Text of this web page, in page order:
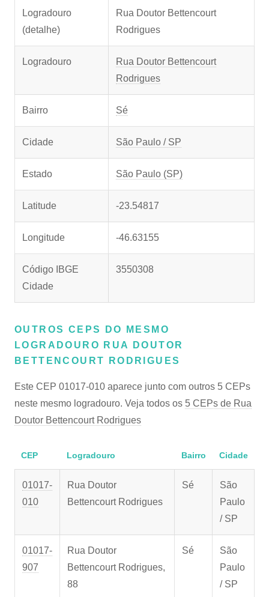
Logradouro
(detalhe)
Rua Doutor Bettencourt
Rodrigues
Logradouro
Rua Doutor Bettencourt
Rodrigues
Bairro Sé
Cidade São Paulo / SP
Estado São Paulo (SP)
Latitude -23.54817
Longitude -46.63155
Código IBGE
Cidade
3550308
OUTROS CEPS DO MESMO
LOGRADOURO RUA DOUTOR
BETTENCOURT RODRIGUES
Este CEP 01017-010 aparece junto com outros 5 CEPs
neste mesmo logradouro. Veja todos os 5 CEPs de Rua
Doutor Bettencourt Rodrigues
CEP Logradouro Bairro Cidade
01017-
010
Rua Doutor
Bettencourt Rodrigues
Sé
São
Paulo
/ SP
01017-
907
Rua Doutor
Bettencourt Rodrigues,
88
Sé
São
Paulo
/ SP